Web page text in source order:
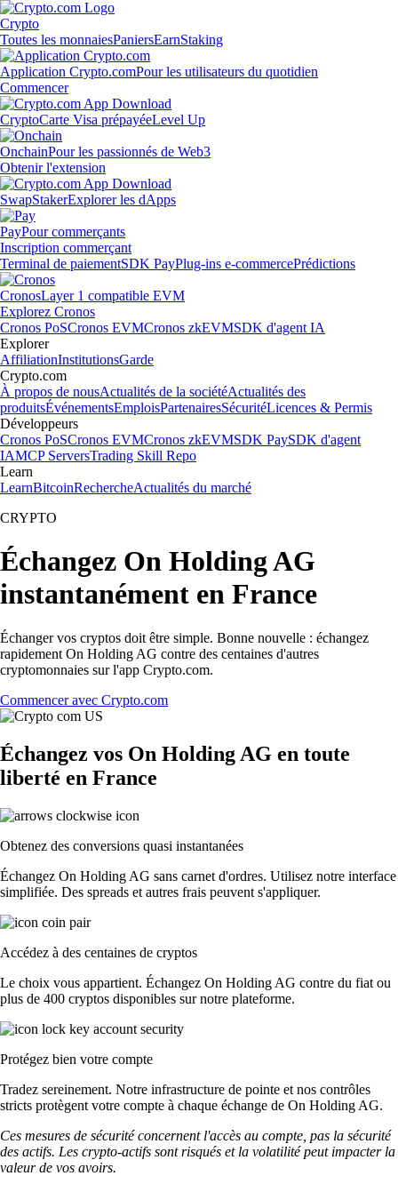
Crypto
Toutes les monnaiesPaniersEarnStaking
Application Crypto.comPour les utilisateurs du quotidien
Commencer
CryptoCarte Visa prépayéeLevel Up
OnchainPour les passionnés de Web3
Obtenir l'extension
SwapStakerExplorer les dApps
PayPour commerçants
Inscription commerçant
Terminal de paiementSDK PayPlug-ins e-commercePrédictions
CronosLayer 1 compatible EVM
Explorez Cronos
Cronos PoSCronos EVMCronos zkEVMSDK d'agent IA
Explorer
AffiliationInstitutionsGarde
Crypto.com
À propos de nousActualités de la sociétéActualités des
produitsÉvénementsEmploisPartenairesSécuritéLicences & Permis
Développeurs
Cronos PoSCronos EVMCronos zkEVMSDK PaySDK d'agent
IAMCP ServersTrading Skill Repo
Learn
LearnBitcoinRechercheActualités du marché
CRYPTO
Échangez On Holding AG
instantanément en France
Échanger vos cryptos doit être simple. Bonne nouvelle : échangez
rapidement On Holding AG contre des centaines d'autres
cryptomonnaies sur l'app Crypto.com.
Commencer avec Crypto.com
Échangez vos On Holding AG en toute
liberté en France
Obtenez des conversions quasi instantanées
Échangez On Holding AG sans carnet d'ordres. Utilisez notre interface
simplifiée. Des spreads et autres frais peuvent s'appliquer.
Accédez à des centaines de cryptos
Le choix vous appartient. Échangez On Holding AG contre du fiat ou
plus de 400 cryptos disponibles sur notre plateforme.
Protégez bien votre compte
Tradez sereinement. Notre infrastructure de pointe et nos contrôles
stricts protègent votre compte à chaque échange de On Holding AG.
Ces mesures de sécurité concernent l'accès au compte, pas la sécurité
des actifs. Les crypto-actifs sont risqués et la volatilité peut impacter la
valeur de vos avoirs.